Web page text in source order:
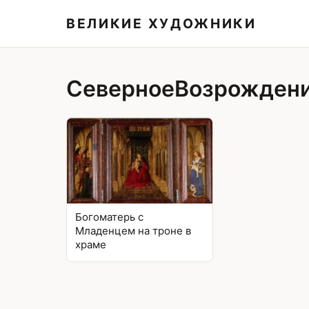
ВЕЛИКИЕ ХУДОЖНИКИ
Богоматерь с
Младенцем на троне в
храме